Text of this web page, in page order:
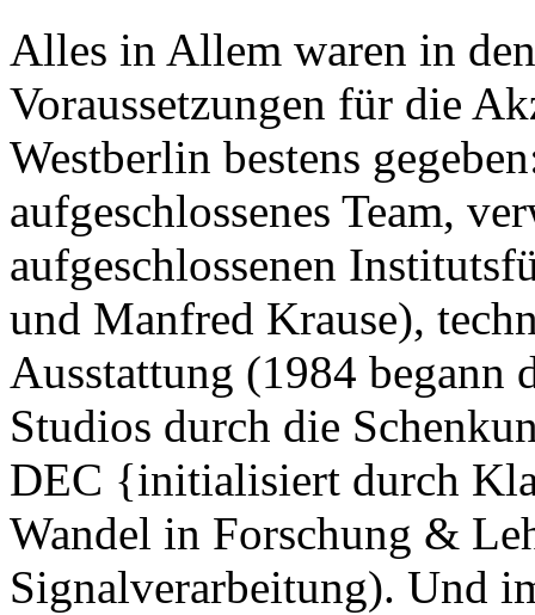
Alles in Allem waren in
Voraussetzungen für die
Westberlin bestens
aufgeschlossenes Team,
aufgeschlossenen
und Manfred Krause),
Ausstattung (1984 begann
Studios durch die
DEC {initialisiert durch
Wandel in Forschung &
Signalverarbeitung). Und